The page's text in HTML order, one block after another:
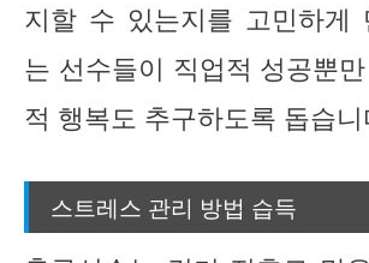
지할 수 있는지를 고민하게
는 선수들이 직업적 성공뿐
적 행복도 추구하도록 돕습니
스트레스 관리 방법 습득